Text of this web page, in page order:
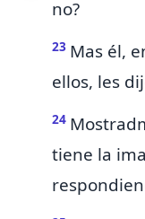
no?
23 Mas él,
ellos, les
24
tiene la